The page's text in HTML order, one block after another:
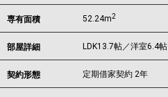
専有面積 52.24m2
部屋詳細 LDK13.7帖／洋室6.4帖
契約形態 定期借家契約 2年